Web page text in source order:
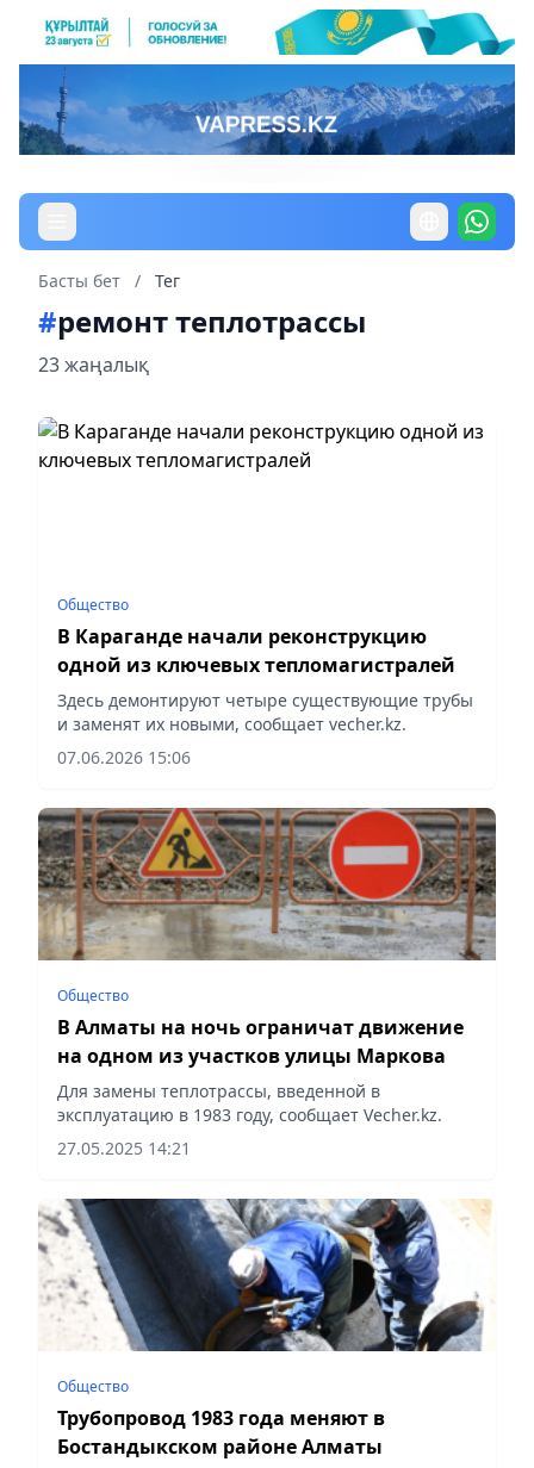
Басты бет / Тег
#ремонт теплотрассы
23 жаңалық
Общество
В Караганде начали реконструкцию
одной из ключевых тепломагистралей
Здесь демонтируют четыре существующие трубы
и заменят их новыми, сообщает vecher.kz.
07.06.2026 15:06
Общество
В Алматы на ночь ограничат движение
на одном из участков улицы Маркова
Для замены теплотрассы, введенной в
эксплуатацию в 1983 году, сообщает Vecher.kz.
27.05.2025 14:21
Общество
Трубопровод 1983 года меняют в
Бостандыкском районе Алматы